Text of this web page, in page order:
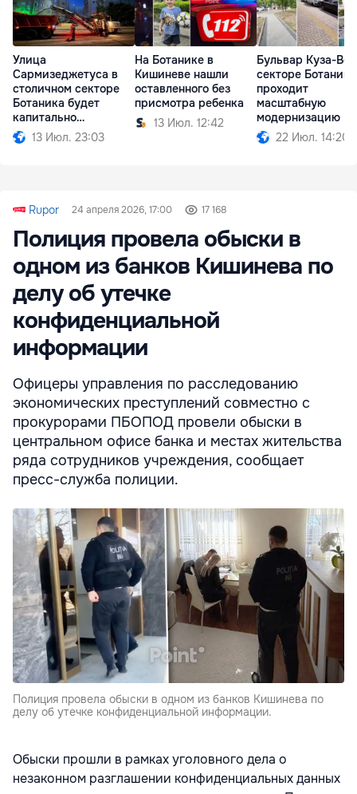
Улица
Сармизеджетуса в
столичном секторе
Ботаника будет
капитально
отремонтирована
13 Июл. 23:03
На Ботанике в
Кишиневе нашли
оставленного без
присмотра ребенка
13 Июл. 12:42
Бульвар Куза-
секторе Ботаника
проходит
масштабную
модернизацию
22 Июл. 14:20
Rupor 24 апреля 2026, 17:00 17 168
Полиция провела обыски в
одном из банков Кишинева по
делу об утечке
конфиденциальной
информации
Офицеры управления по расследованию
экономических преступлений совместно с
прокурорами ПБОПОД провели обыски в
центральном офисе банка и местах жительства
ряда сотрудников учреждения, сообщает
пресс-служба полиции.
Полиция провела обыски в одном из банков Кишинева по
делу об утечке конфиденциальной информации.
Обыски прошли в рамках уголовного дела о
незаконном разглашении конфиденциальных данных